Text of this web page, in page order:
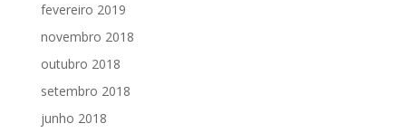
fevereiro 2019
novembro 2018
outubro 2018
setembro 2018
junho 2018